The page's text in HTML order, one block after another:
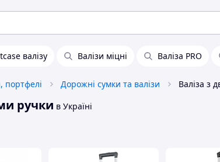
валізу Валізи міцні Валіза PRO
портфелі Дорожні сумки та валізи
ручки в Україні